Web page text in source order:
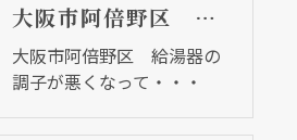
大阪市阿倍野区 給湯器の調子が悪くなって・・・
大阪市阿倍野区 給湯器の
調子が悪くなって・・・